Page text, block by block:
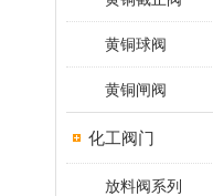
黄铜球阀
黄铜闸阀
化工阀门
放料阀系列